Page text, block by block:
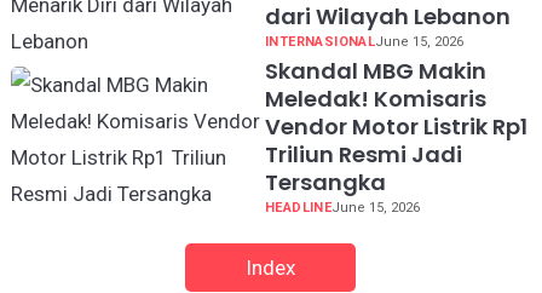
dari Wilayah Lebanon
INTERNASIONALJune 15, 2026
Skandal MBG Makin
Meledak! Komisaris
Vendor Motor Listrik Rp1
Triliun Resmi Jadi
Tersangka
HEADLINEJune 15, 2026
Index